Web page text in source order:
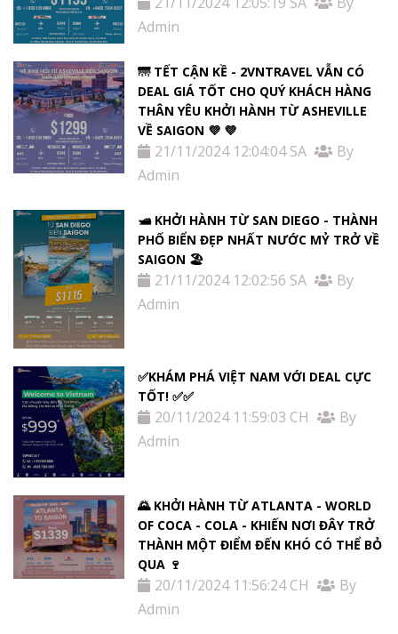
Admin
🌁 TẾT CẬN KỀ - 2VNTRAVEL VẪN CÓ
DEAL GIÁ TỐT CHO QUÝ KHÁCH HÀNG
THÂN YÊU KHỞI HÀNH TỪ ASHEVILLE
VỀ SAIGON 💜 💜
21/11/2024 12:04:04 SA
By
Admin
🛥️ KHỞI HÀNH TỪ SAN DIEGO - THÀNH
PHỐ BIỂN ĐẸP NHẤT NƯỚC MỶ TRỞ VỀ
SAIGON 🏖️
21/11/2024 12:02:56 SA
By
Admin
✅KHÁM PHÁ VIỆT NAM VỚI DEAL CỰC
TỐT! ✅✅
20/11/2024 11:59:03 CH
By
Admin
🌄 KHỞI HÀNH TỪ ATLANTA - WORLD
OF COCA - COLA - KHIẾN NƠI ĐÂY TRỞ
THÀNH MỘT ĐIỂM ĐẾN KHÓ CÓ THỂ BỎ
QUA 🍷
20/11/2024 11:56:24 CH
By
Admin